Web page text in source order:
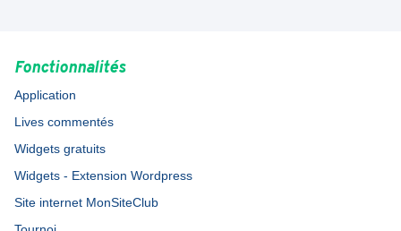
Fonctionnalités
Application
Lives commentés
Widgets gratuits
Widgets - Extension Wordpress
Site internet MonSiteClub